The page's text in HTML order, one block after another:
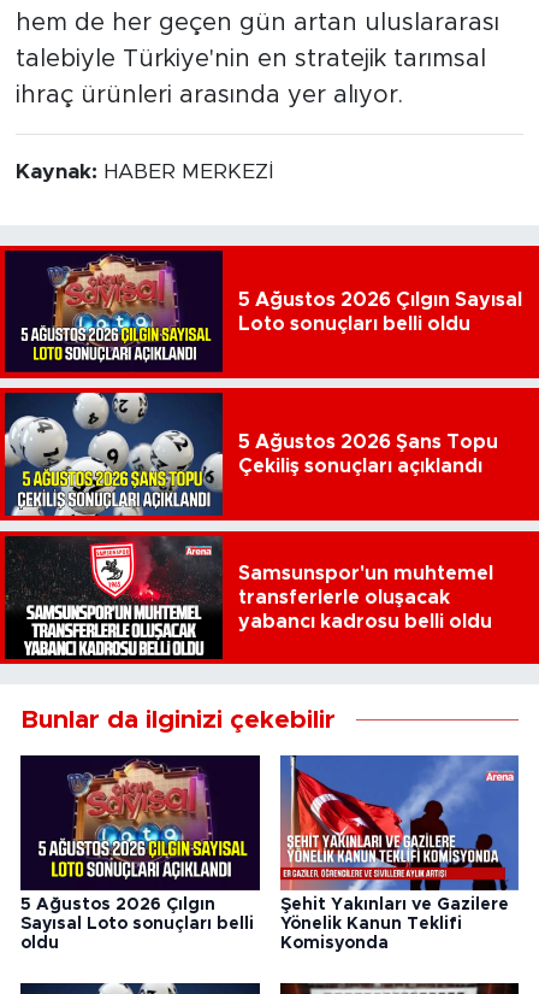
hem de her geçen gün artan uluslararası
talebiyle Türkiye'nin en stratejik tarımsal
ihraç ürünleri arasında yer alıyor.
Kaynak: HABER MERKEZİ
5 Ağustos 2026 Çılgın Sayısal
Loto sonuçları belli oldu
5 Ağustos 2026 Şans Topu
Çekiliş sonuçları açıklandı
Samsunspor'un muhtemel
transferlerle oluşacak
yabancı kadrosu belli oldu
Bunlar da ilginizi çekebilir
5 Ağustos 2026 Çılgın
Sayısal Loto sonuçları belli
oldu
Şehit Yakınları ve Gazilere
Yönelik Kanun Teklifi
Komisyonda